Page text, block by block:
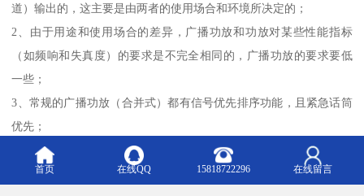
道）输出的，这主要是由两者的使用场合和环境所决定的；
2、由于用途和使用场合的差异，广播功放和功放对某些性能指标
（如频响和失真度）的要求是不完全相同的，广播功放的要求要低
一些；
3、常规的广播功放（合并式）都有信号优先排序功能，且紧急话筒
优先；
4、有些广播功放本身就带有分区输出、钟声输出或警报信号输出等
功能，而一些广播功放更是将音源（CD、卡座、收音和MP3等）、
首页 在线QQ 15818722296 在线留言